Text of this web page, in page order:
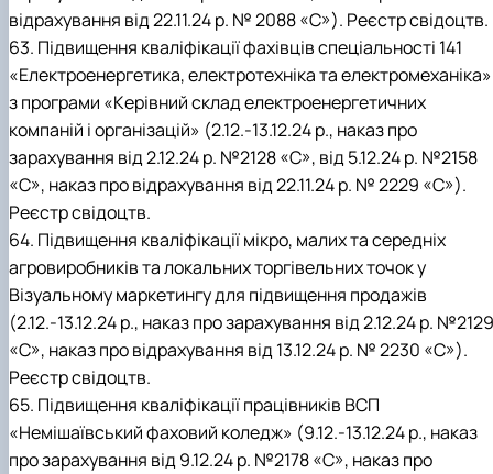
відрахування від 22.11.24 р. № 2088 «С»). Реєстр свідоцтв.
63. Підвищення кваліфікації фахівців спеціальності 141
«Електроенергетика, електротехніка та електромеханіка»
з програми «Керівний склад електроенергетичних
компаній і організацій» (2.12.-13.12.24 р., наказ про
зарахування від 2.12.24 р. №2128 «С», від 5.12.24 р. №2158
«С», наказ про відрахування від 22.11.24 р. № 2229 «С»).
Реєстр свідоцтв.
64. Підвищення кваліфікації мікро, малих та середніх
агровиробників та локальних торгівельних точок у
Візуальному маркетингу для підвищення продажів
(2.12.-13.12.24 р., наказ про зарахування від 2.12.24 р. №2129
«С», наказ про відрахування від 13.12.24 р. № 2230 «С»).
Реєстр свідоцтв.
65. Підвищення кваліфікації працівників ВСП
«Немішаївський фаховий коледж» (9.12.-13.12.24 р., наказ
про зарахування від 9.12.24 р. №2178 «С», наказ про